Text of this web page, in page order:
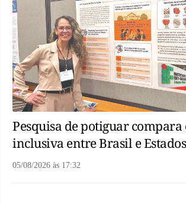
Pesquisa de potiguar compara
inclusiva entre Brasil e
05/08/2026 às 17:32